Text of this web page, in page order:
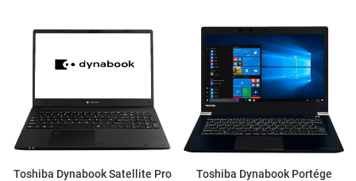
Toshiba Dynabook Satellite Pro
Toshiba Dynabook Portége